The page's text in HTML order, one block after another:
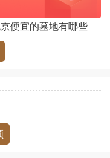
便宜的墓地有哪些